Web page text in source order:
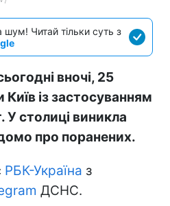
шум! Читай тільки суть з
вночі, 25
із застосуванням
У столиці виникла
про поранених.
РБК-Україна з
ДСНС.